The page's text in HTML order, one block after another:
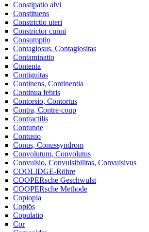
Constipatio alvi
Constituens
Constrictio uteri
Constrictor cunni
Consumptio
Contagiosus, Contagiositas
Contaminatio
Contenta
Contiguitas
Continens, Continentia
Continua febris
Contorsio, Contortus
Contra, Contre-coup
Contractilis
Contunde
Contusio
Conus, Conussyndrom
Convolutum, Convolutus
Convulsio, Convulsibilitas, Convulsivus
COOLIDGE-Röhre
COOPERsche Geschwulst
COOPERsche Methode
Copiopia
Copiös
Copulatio
Cor